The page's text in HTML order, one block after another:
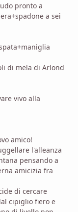
pronto a
a sei
di mela di Arlond
vivo alla
amico!
l'alleanza
pensando a
amicizia fra
di cercare
cipiglio fiero e